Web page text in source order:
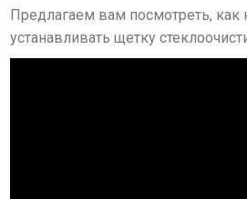
Предлагаем вам посмотреть, как
устанавливать щетку